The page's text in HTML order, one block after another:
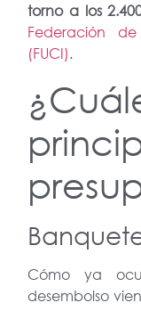
torno a los
Federación de
(FUCI).
Cómo ya
desembolso